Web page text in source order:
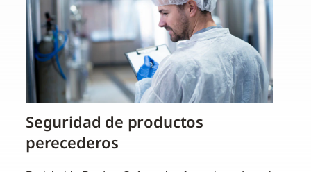
Seguridad de productos
perecederos